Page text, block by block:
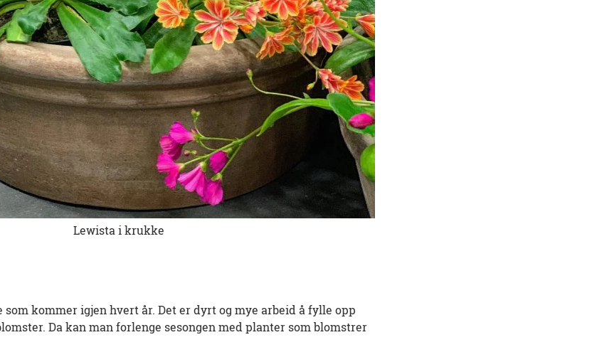
Lewista i krukke
som kommer igjen hvert år. Det er dyrt og mye arbeid å fylle opp
Da kan man forlenge sesongen med planter som blomstrer